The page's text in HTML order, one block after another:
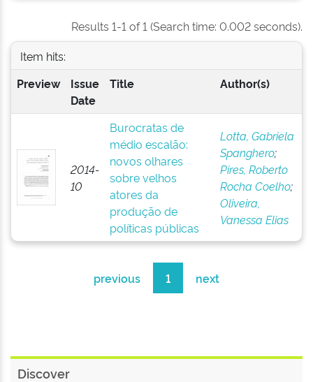
Results 1-1 of 1 (Search time: 0.002 seconds).
Item hits:
Preview
Issue
Date
Title Author(s)
2014-
10
Burocratas de
médio escalão:
novos olhares
sobre velhos
atores da
produção de
políticas públicas
Lotta, Gabriela
Spanghero;
Pires, Roberto
Rocha Coelho;
Oliveira,
Vanessa Elias
previous 1 next
Discover